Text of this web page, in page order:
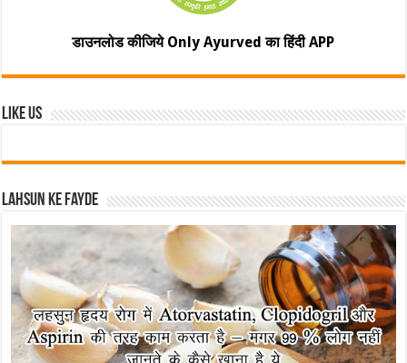
डाउनलोड कीजिये Only Ayurved का हिंदी APP
Like Us
Lahsun ke fayde